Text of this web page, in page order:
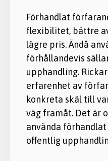
Förhandlat
flexibilitet, bättre
lägre pris. Ändå
förhållandevis
upphandling.
erfarenhet av
konkreta skäl till
väg framåt. Det är
använda
offentlig